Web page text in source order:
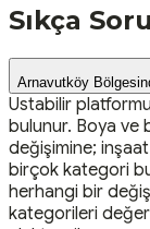
Sıkça
Arnavutköy
Ustabilir
bulunur. Boya ve
değişimine;
birçok kategori
herhangi bir
kategorileri